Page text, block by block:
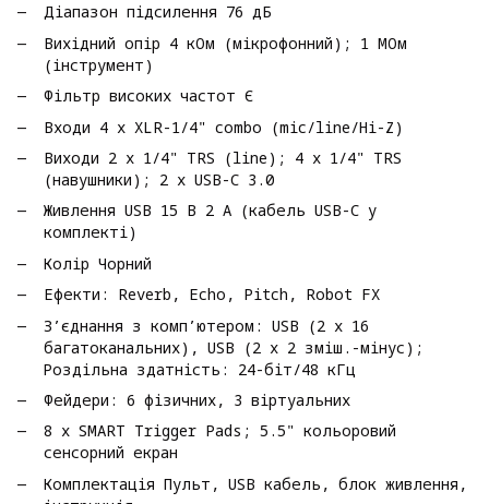
Діапазон підсилення 76 дБ
Вихідний опір 4 кОм (мікрофонний); 1 МОм
(інструмент)
Фільтр високих частот Є
Входи 4 x XLR-1/4" combo (mic/line/Hi-Z)
Виходи 2 x 1/4" TRS (line); 4 x 1/4" TRS
(навушники); 2 x USB-C 3.0
Живлення USB 15 В 2 А (кабель USB-C у
комплекті)
Колір Чорний
Ефекти: Reverb, Echo, Pitch, Robot FX
З’єднання з комп’ютером: USB (2 x 16
багатоканальних), USB (2 x 2 зміш.-мінус);
Роздільна здатність: 24-біт/48 кГц
Фейдери: 6 фізичних, 3 віртуальних
8 x SMART Trigger Pads; 5.5" кольоровий
сенсорний екран
Комплектація Пульт, USB кабель, блок живлення,